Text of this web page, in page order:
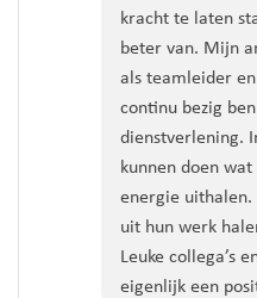
kracht te laten
beter van. Mijn
als teamleider
continu bezig
dienstverlening.
kunnen doen
energie uithalen.
uit hun werk
Leuke collega’s
eigenlijk een